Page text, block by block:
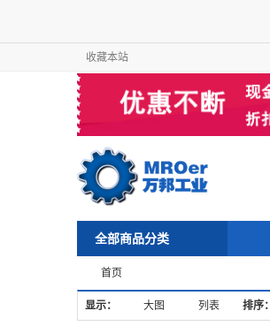
收藏本站
全部商品分类
首页
显示： 大图 列表 排序：